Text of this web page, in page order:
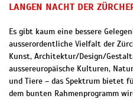
LANGEN NACHT DER
Es gibt kaum eine bessere
ausserordentliche Vielfalt der
Kunst, Architektur/Design/
aussereuropäische Kulturen,
und Tiere – das Spektrum bietet
dem bunten Rahmenprogramm